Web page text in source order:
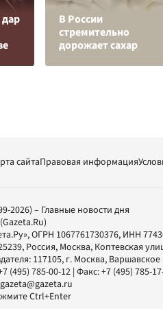
В России
стремительно
дорожает сахар
сайтаПравовая информация
2026) – Главные новости дня
(Gazeta.Ru)
, ОГРН 1067761730376, ИНН
Россия, Москва, Коптевская
117105, г. Москва, Варшавское
(495) 785-00-12 | Факс:+7 (495) 785-
gazeta@gazeta.ru
Ctrl+Enter